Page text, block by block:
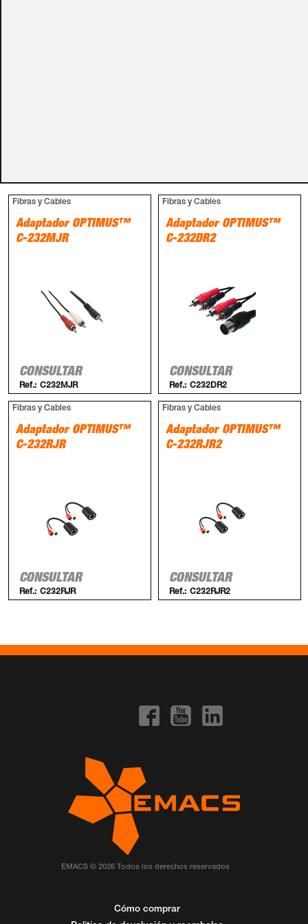
Fibras y Cables
Adaptador OPTIMUS™
C-232MJR
CONSULTAR
Ref.: C232MJR
Fibras y Cables
Adaptador OPTIMUS™
C-232DR2
CONSULTAR
Ref.: C232DR2
Fibras y Cables
Adaptador OPTIMUS™
C-232RJR
CONSULTAR
Ref.: C232RJR
Fibras y Cables
Adaptador OPTIMUS™
C-232RJR2
CONSULTAR
Ref.: C232RJR2
EMACS © 2026 Todos los derechos reservados
Cómo comprar